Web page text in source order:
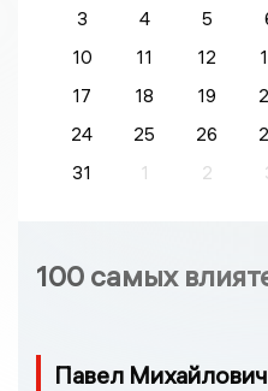
3
4 5
10
11 12
17
18 19
24
25 26
31
1 2
100 самых
Павел